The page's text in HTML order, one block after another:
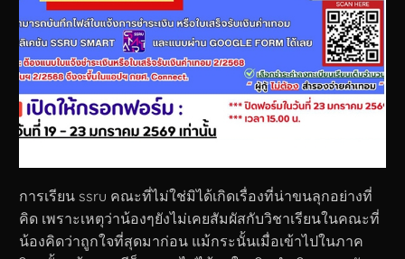
การเรียน ssru คณะที่ไม่ใช่มิได้เกิดเรื่องที่น่าขนลุกอย่างที่
คิด เพราะเหตุว่าน้องๆยังไม่เคยสัมผัสกับวิชาเรียนในคณะที่
น้องคิดว่าถูกใจที่สุดมาก่อน แม้กระนั้นเมื่อเข้าไปในภาค